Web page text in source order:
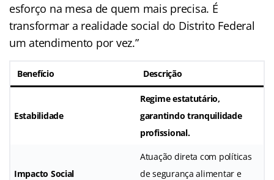
esforço na mesa de quem mais precisa. É
transformar a realidade social do Distrito Federal
um atendimento por vez.”
Benefício Descrição
Estabilidade
Regime estatutário,
garantindo tranquilidade
profissional.
Impacto Social
Atuação direta com políticas
de segurança alimentar e